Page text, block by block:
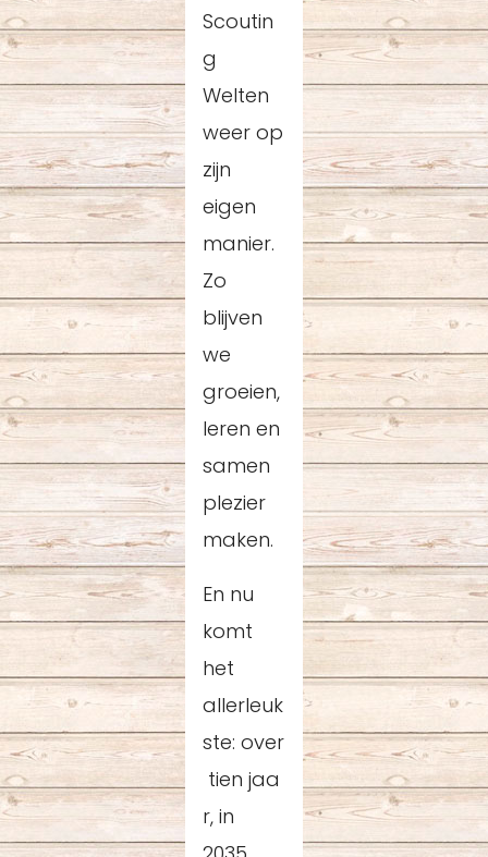
Scoutin
g
Welten
weer op
zijn
eigen
manier.
Zo
blijven
we
groeien,
leren en
samen
plezier
maken.
En nu
komt
het
allerleuk
ste: over
tien jaa
r, in